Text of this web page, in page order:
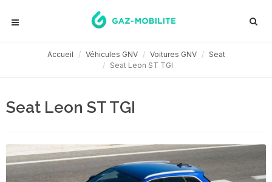
Accueil Véhicules GNV Voitures GNV
Seat
Seat Leon ST TGI
Seat Leon ST TGI